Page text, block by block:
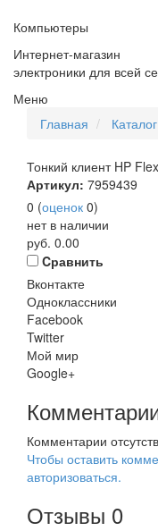
Компьютеры
Интернет-магазин
электроники для всей
Меню
Главная
Каталог
Тонкий клиент HP
Артикул: 7959439
0 (оценок 0)
нет в наличии
руб. 0.00
Cравнить
Вконтакте
Одноклассники
Facebook
Twitter
Мой мир
Google+
Комментарии
Чтобы оставить
авторизоваться.
Отзывы 0